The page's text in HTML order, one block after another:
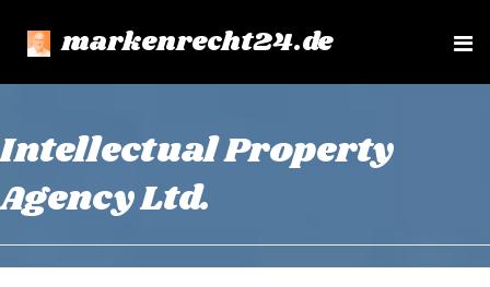
markenrecht24.de
e
Intellectual Property
Agency Ltd.